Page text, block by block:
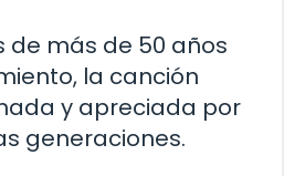
de más de 50 años
la canción
y apreciada por
generaciones.